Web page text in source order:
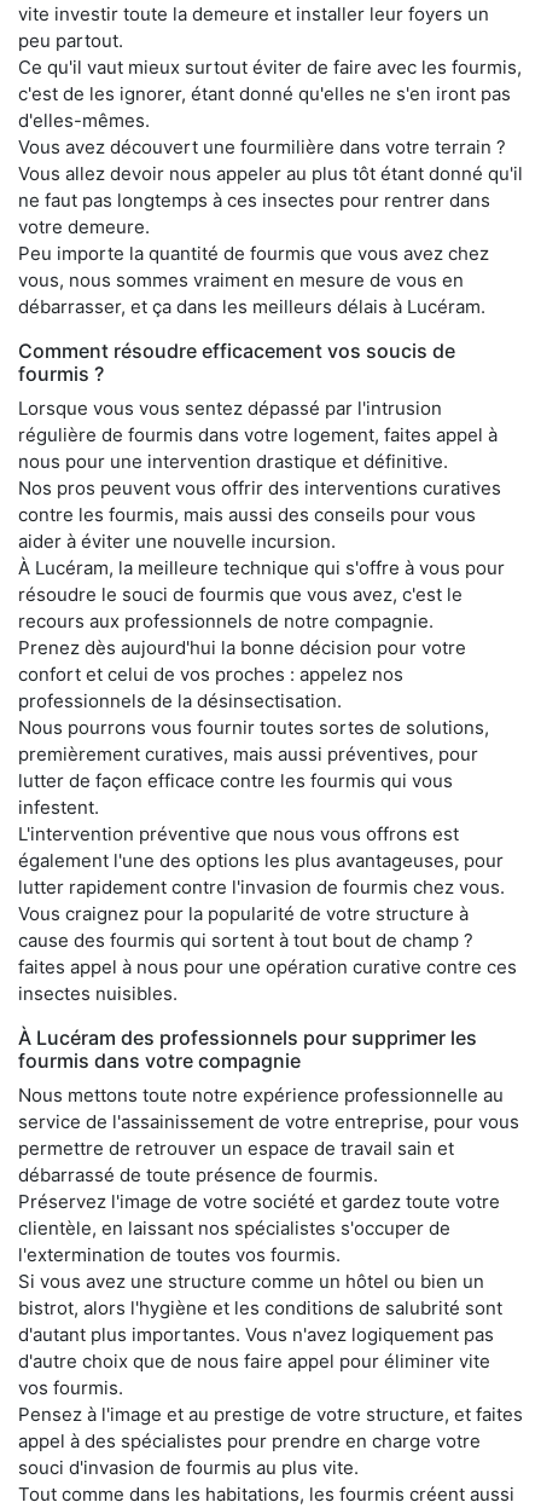
vite investir toute la demeure et installer leur foyers un
peu partout.
Ce qu'il vaut mieux surtout éviter de faire avec les fourmis,
c'est de les ignorer, étant donné qu'elles ne s'en iront pas
d'elles-mêmes.
Vous avez découvert une fourmilière dans votre terrain ?
Vous allez devoir nous appeler au plus tôt étant donné qu'il
ne faut pas longtemps à ces insectes pour rentrer dans
votre demeure.
Peu importe la quantité de fourmis que vous avez chez
vous, nous sommes vraiment en mesure de vous en
débarrasser, et ça dans les meilleurs délais à Lucéram.
Comment résoudre efficacement vos soucis de
fourmis ?
Lorsque vous vous sentez dépassé par l'intrusion
régulière de fourmis dans votre logement, faites appel à
nous pour une intervention drastique et définitive.
Nos pros peuvent vous offrir des interventions curatives
contre les fourmis, mais aussi des conseils pour vous
aider à éviter une nouvelle incursion.
À Lucéram, la meilleure technique qui s'offre à vous pour
résoudre le souci de fourmis que vous avez, c'est le
recours aux professionnels de notre compagnie.
Prenez dès aujourd'hui la bonne décision pour votre
confort et celui de vos proches : appelez nos
professionnels de la désinsectisation.
Nous pourrons vous fournir toutes sortes de solutions,
premièrement curatives, mais aussi préventives, pour
lutter de façon efficace contre les fourmis qui vous
infestent.
L'intervention préventive que nous vous offrons est
également l'une des options les plus avantageuses, pour
lutter rapidement contre l'invasion de fourmis chez vous.
Vous craignez pour la popularité de votre structure à
cause des fourmis qui sortent à tout bout de champ ?
faites appel à nous pour une opération curative contre ces
insectes nuisibles.
À Lucéram des professionnels pour supprimer les
fourmis dans votre compagnie
Nous mettons toute notre expérience professionnelle au
service de l'assainissement de votre entreprise, pour vous
permettre de retrouver un espace de travail sain et
débarrassé de toute présence de fourmis.
Préservez l'image de votre société et gardez toute votre
clientèle, en laissant nos spécialistes s'occuper de
l'extermination de toutes vos fourmis.
Si vous avez une structure comme un hôtel ou bien un
bistrot, alors l'hygiène et les conditions de salubrité sont
d'autant plus importantes. Vous n'avez logiquement pas
d'autre choix que de nous faire appel pour éliminer vite
vos fourmis.
Pensez à l'image et au prestige de votre structure, et faites
appel à des spécialistes pour prendre en charge votre
souci d'invasion de fourmis au plus vite.
Tout comme dans les habitations, les fourmis créent aussi